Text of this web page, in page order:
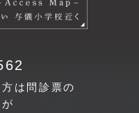
は問診票の